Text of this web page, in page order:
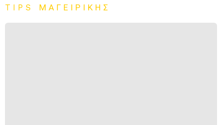
TIPS ΜΑΓΕΙΡΙΚΉΣ